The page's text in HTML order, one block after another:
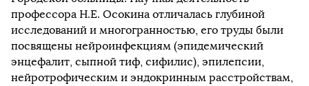
профессора Н.Е. Осокина отличалась глубиной
исследований и многогранностью, его труды были
посвящены нейроинфекциям (эпидемический
энцефалит, сыпной тиф, сифилис), эпилепсии,
нейротрофическим и эндокринным расстройствам,